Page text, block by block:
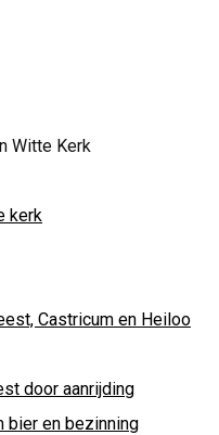
Witte Kerk
kerk
Castricum en Heiloo
door aanrijding
bier en bezinning